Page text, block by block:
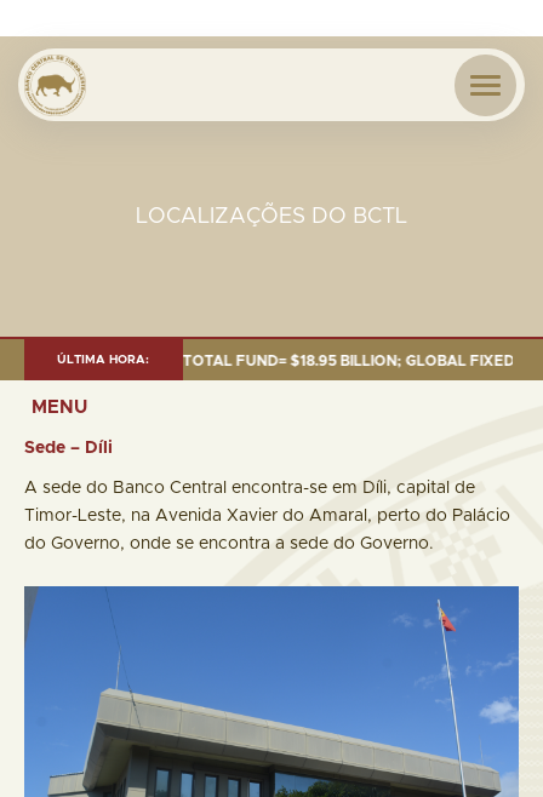
LOCALIZAÇÕES DO BCTL
ÚLTIMA HORA:
AS OF 30 SEP. 2025: TOTAL FUND= $18.95 BILLION; GLOBAL FIXED
MENU
Sede – Díli
A sede do Banco Central encontra-se em Díli, capital de
Timor-Leste, na Avenida Xavier do Amaral, perto do Palácio
do Governo, onde se encontra a sede do Governo.